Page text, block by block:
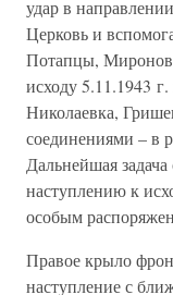
удар в
Церковь и
Потапцы,
исходу 5.11.1943
Николаевка,
соединениями – в
Дальнейшая
наступлению к
особым
Правое крыло
наступление с